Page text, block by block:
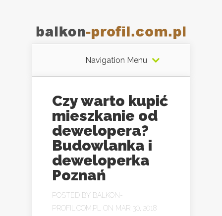
Navigation Menu
Czy warto kupić
mieszkanie od
dewelopera?
Budowlanka i
deweloperka
Poznań
POSTED BY BALKON-
PROFIL.COM.PL
ON MAR 30, 2018